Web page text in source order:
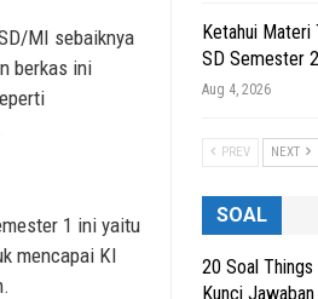
MI sebaiknya
berkas ini
1 ini yaitu
mencapai KI
Ketahui Materi
SD Semester
Aug 4, 2026
PREV NEXT
SOAL
20 Soal
Kunci Jawaban